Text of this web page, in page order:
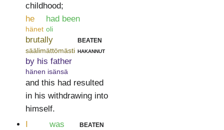
childhood;
he
hänet
had been
oli
brutally
säälimättömästi
beaten
hakannut
by his father
hänen isänsä
and this had resulted
in his withdrawing into
himself.
I
was beaten